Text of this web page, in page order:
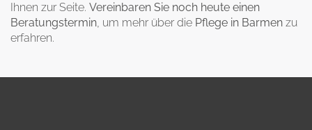
Ihnen zur Seite. Vereinbaren Sie noch heute einen
Beratungstermin, um mehr über die Pflege in Barmen zu
erfahren.